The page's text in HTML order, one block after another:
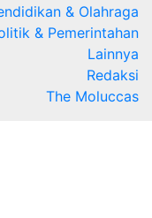
& Olahraga
& Pemerintahan
Lainnya
Redaksi
The Moluccas